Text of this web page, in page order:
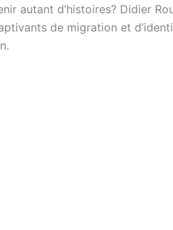
autant d’histoires? Didier
de migration et